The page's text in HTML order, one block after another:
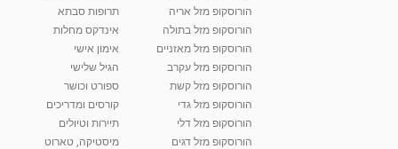
10:17
38.5k צפיות
01:37
יוסי שר - מתמחה בשיטת אלכסנדר וטאי צ'י
2,738 צפיות
רנה רז-גילו -טיפול אנרגטי ויעוץ רוחני - נומרולוגית
הורוסקופ מזל אריה
הורוסקופ מזל בתולה
הורוסקופ מזל מאזניים
הורוסקופ מזל עקרב
הורוסקופ מזל קשת
הורוסקופ מזל גדי
הורוסקופ מזל דלי
הורוסקופ מזל דגים
תרופות סבתא
אינדקס מחלות
אימון אישי
הגיל שלישי
ספורט וכושר
קורסים ומדריכים
תיירות וטיולים
מיסטיקה, טארוט